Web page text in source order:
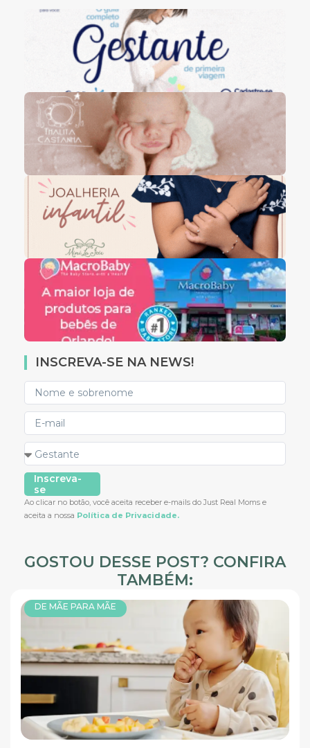
INSCREVA-SE NA NEWS!
Inscreva-
se
Ao clicar no botão, você aceita receber e-mails do Just Real Moms e
aceita a nossa Política de Privacidade.
GOSTOU DESSE POST? CONFIRA
TAMBÉM:
DE MÃE PARA MÃE